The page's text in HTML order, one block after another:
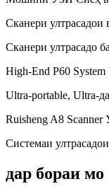
Сканери ултрасадои
Сканери ултрасадо
High-End P60
Ultra-portable, Ultra-
Ruisheng A8 Scanner
Системаи
дар бораи мо